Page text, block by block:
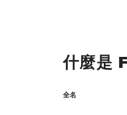
什麼是
全名